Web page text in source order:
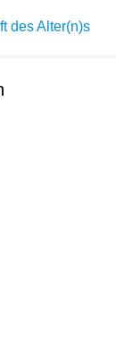
des Alter(n)s